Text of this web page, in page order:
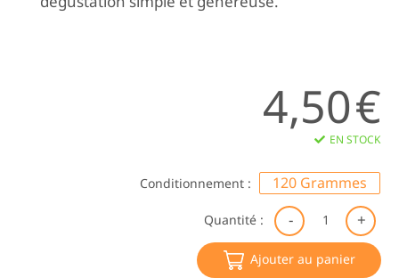
4,50€
EN STOCK
Conditionnement : 120 Grammes
Quantité :
à
Ajouter au panier